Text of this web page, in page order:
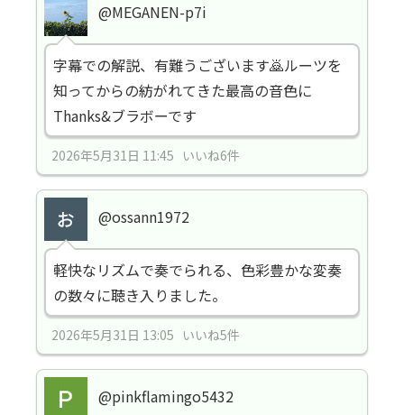
@MEGANEN-p7i
字幕での解説、有難うございます🙇ルーツを
知ってからの紡がれてきた最高の音色に
Thanks&ブラボーです
2026年5月31日 11:45 いいね6件
@ossann1972
軽快なリズムで奏でられる、色彩豊かな変奏
の数々に聴き入りました。
2026年5月31日 13:05 いいね5件
@pinkflamingo5432